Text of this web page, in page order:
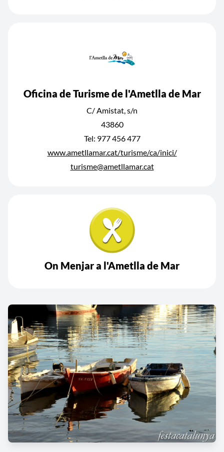
Oficina de Turisme de l'Ametlla de Mar
C/ Amistat, s/n
43860
Tel: 977 456 477
www.ametllamar.cat/turisme/ca/inici/
turisme@ametllamar.cat
On Menjar a l'Ametlla de Mar